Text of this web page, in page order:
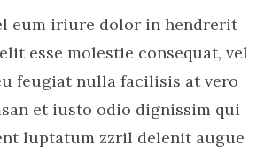
eum iriure dolor in hendrerit
esse molestie consequat, vel
feugiat nulla facilisis at vero
et iusto odio dignissim qui
luptatum zzril delenit augue